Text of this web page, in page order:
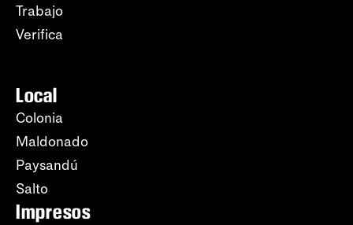
Trabajo
Verifica
Local
Colonia
Maldonado
Paysandú
Salto
Impresos